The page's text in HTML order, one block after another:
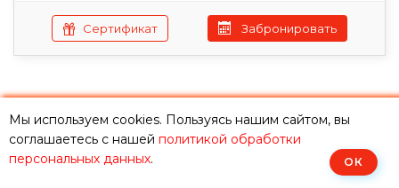
Сертификат Забронировать
Назад 1 2 3 4 5 6 7 8
Вперёд
Мы используем cookies. Пользуясь нашим сайтом, вы
соглашаетесь с нашей политикой обработки
персональных данных. ОК